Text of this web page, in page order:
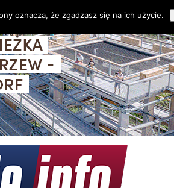
oznacza, że zgadzasz się na ich użycie.